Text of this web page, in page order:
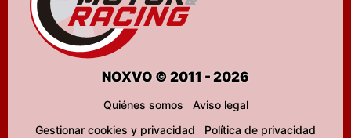
NOXVO © 2011 - 2026
Quiénes somos
Aviso legal
Gestionar cookies y privacidad
Política de privacidad